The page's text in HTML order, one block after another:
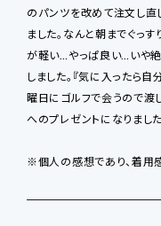
のパンツを改めて注文し直
ました。なんと朝までぐっ
が軽い…やっぱ良い…いや
しました。『気に入ったら
曜日にゴルフで会うので渡
へのプレゼントになりまし
※個人の感想であり、着用